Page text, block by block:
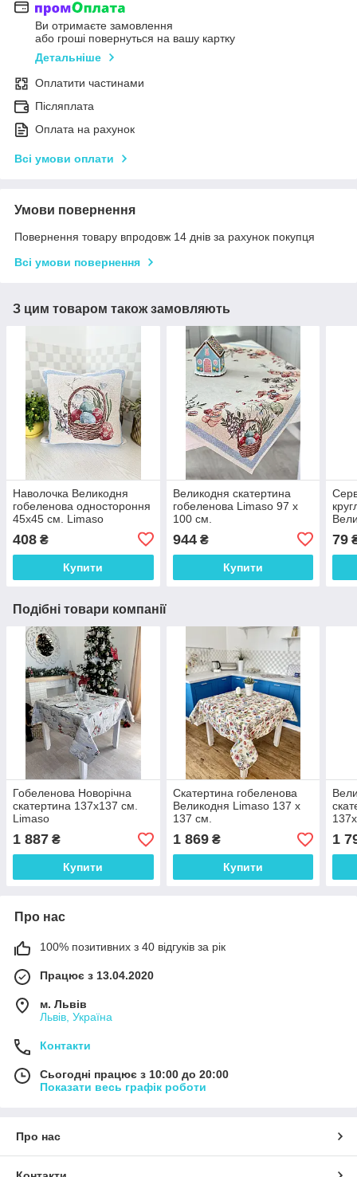
Ви отримаєте замовлення
або гроші повернуться на вашу картку
Детальніше
Оплатити частинами
Післяплата
Оплата на рахунок
Всі умови оплати
Умови повернення
Повернення товару впродовж 14 днів за рахунок покупця
Всі умови повернення
З цим товаром також замовляють
Наволочка Великодня
гобеленова одностороння
45х45 см. Limaso
408 ₴
Купити
Великодня скатертина
гобеленова Limaso 97 х
100 см.
944₴
Купити
79
Подібні товари компанії
Гобеленова Новорічна
скатертина 137х137 см.
Limaso
1 887 ₴
Купити
Скатертина гобеленова
Великодня Limaso 137 х
137 см.
1 869₴
Купити
1
Про нас
100% позитивних з 40 відгуків за рік
Працює з 13.04.2020
м. Львів
Львів, Україна
Контакти
Сьогодні працює з 10:00 до 20:00
Показати весь графік роботи
Про нас